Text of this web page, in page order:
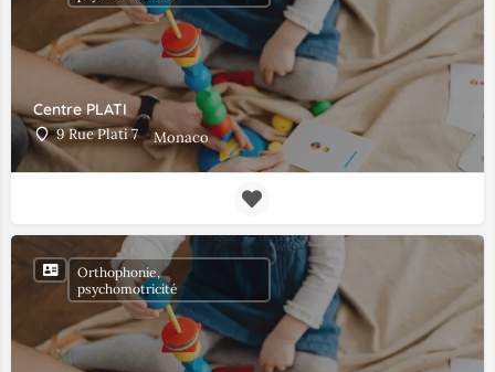
Centre PLATI
9 Rue Plati 7 Monaco
Orthophonie,
psychomotricité